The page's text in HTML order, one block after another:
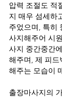
압력 조절도 적
지 매우 섬세하
주었으며, 특히
사지해주어 시
사지 중간중간
해주며, 제 피드
해주는 모습이
출장마사지의